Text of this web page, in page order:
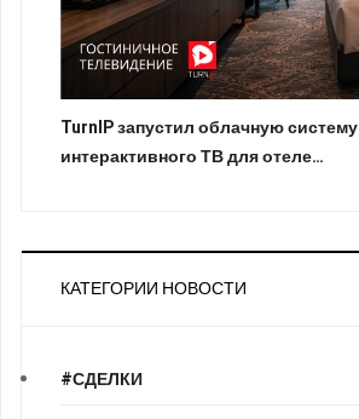
TurnIP запустил облачную систему
интерактивного ТВ для отеле…
КАТЕГОРИИ НОВОСТИ
#СДЕЛКИ